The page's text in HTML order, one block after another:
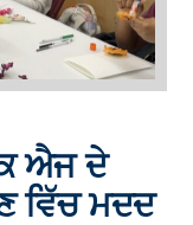
ਐਜ ਦੇ
ਵਿੱਚ ਮਦਦ